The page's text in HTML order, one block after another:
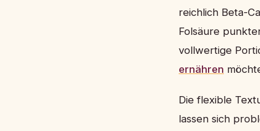
reichlich Beta-
Folsäure
vollwertige
ernähren
Die flexible
lassen sich